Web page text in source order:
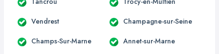
Vendrest Champagne-sur-Seine
Champs-Sur-Marne Annet-sur-Marne